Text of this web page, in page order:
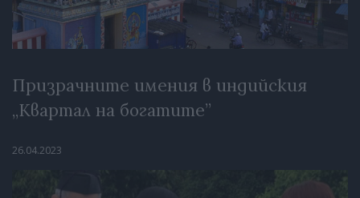
Призрачните имения в индийския
„Квартал на богатите”
26.04.2023